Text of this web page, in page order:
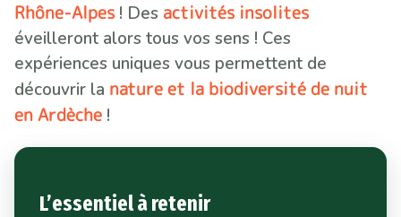
Rhône-Alpes ! Des activités insolites
éveilleront alors tous vos sens ! Ces
expériences uniques vous permettent de
découvrir la nature et la biodiversité de nuit
en Ardèche !
L’essentiel à retenir